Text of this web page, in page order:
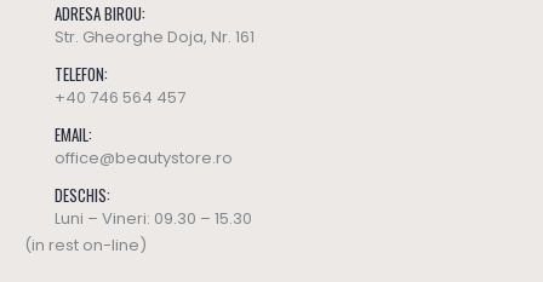
ADRESA BIROU:
Str. Gheorghe Doja, Nr. 161
TELEFON:
+40 746 564 457
EMAIL:
office@beautystore.ro
DESCHIS:
Luni – Vineri: 09.30 – 15.30
(in rest on-line)